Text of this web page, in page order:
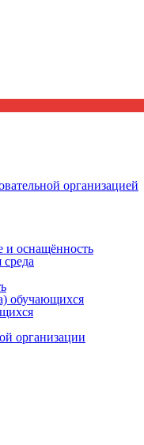
организацией
и оснащённость
среда
обучающихся
организации